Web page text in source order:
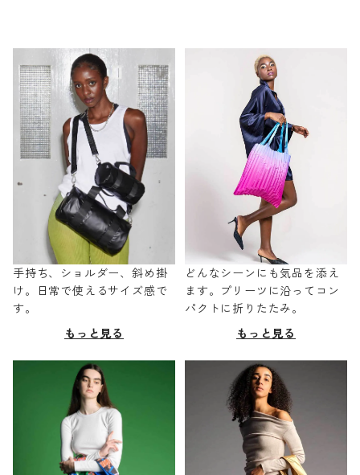
手持ち、ショルダー、斜め掛
け。日常で使えるサイズ感で
す。
もっと見る
どんなシーンにも気品を添え
ます。プリーツに沿ってコン
パクトに折りたたみ。
もっと見る